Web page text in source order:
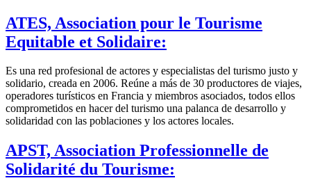
ATES, Association pour le Tourisme
Equitable et Solidaire:
Es una red profesional de actores y especialistas del turismo justo y
solidario, creada en 2006. Reúne a más de 30 productores de viajes,
operadores turísticos en Francia y miembros asociados, todos ellos
comprometidos en hacer del turismo una palanca de desarrollo y
solidaridad con las poblaciones y los actores locales.
APST, Association Professionnelle de
Solidarité du Tourisme: